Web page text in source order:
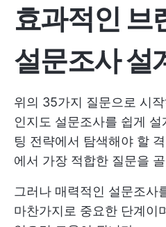
효과적인 브
설문조사 설
위의 35가지 질문으로 시
인지도 설문조사를 쉽게
팅 전략에서 탐색해야 할
에서 가장 적합한 질문을
그러나 매력적인 설문조사
마찬가지로 중요한 단계이